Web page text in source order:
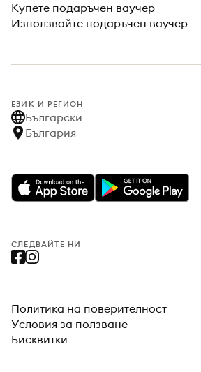
Купете подаръчен ваучер
Използвайте подаръчен ваучер
ЕЗИК И РЕГИОН
Български
България
СЛЕДВАЙТЕ НИ
Политика на поверителност
Условия за ползване
Бисквитки